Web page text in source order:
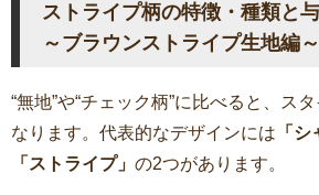
ストライプ柄の特徴・種類と
～ブラウンストライプ生地編～
“無地”や“チェック柄”に比べると、ス
なります。代表的なデザインには 「
「ストライプ」 の2つがあります。